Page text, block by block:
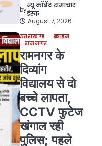
by
न्यू कॉर्बेट समाचार
डेस्क
August 7, 2026
उत्तराखण्ड
क्राइम
रामनगर
रामनगर के
दिव्यांग
विद्यालय से दो
बच्चे लापता,
CCTV फुटेज
खंगाल रही
पुलिस; पहले